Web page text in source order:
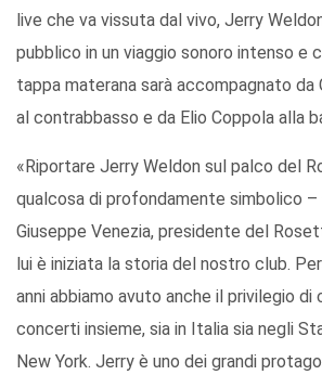
live che va vissuta dal vivo, Jerry
pubblico in un viaggio sonoro intenso e
tappa materana sarà accompagnato da
al contrabbasso e da Elio Coppola alla
«Riportare Jerry Weldon sul palco del
qualcosa di profondamente simbolico
Giuseppe Venezia, presidente del
lui è iniziata la storia del nostro club.
anni abbiamo avuto anche il privilegio di
concerti insieme, sia in Italia sia negli
New York. Jerry è uno dei grandi